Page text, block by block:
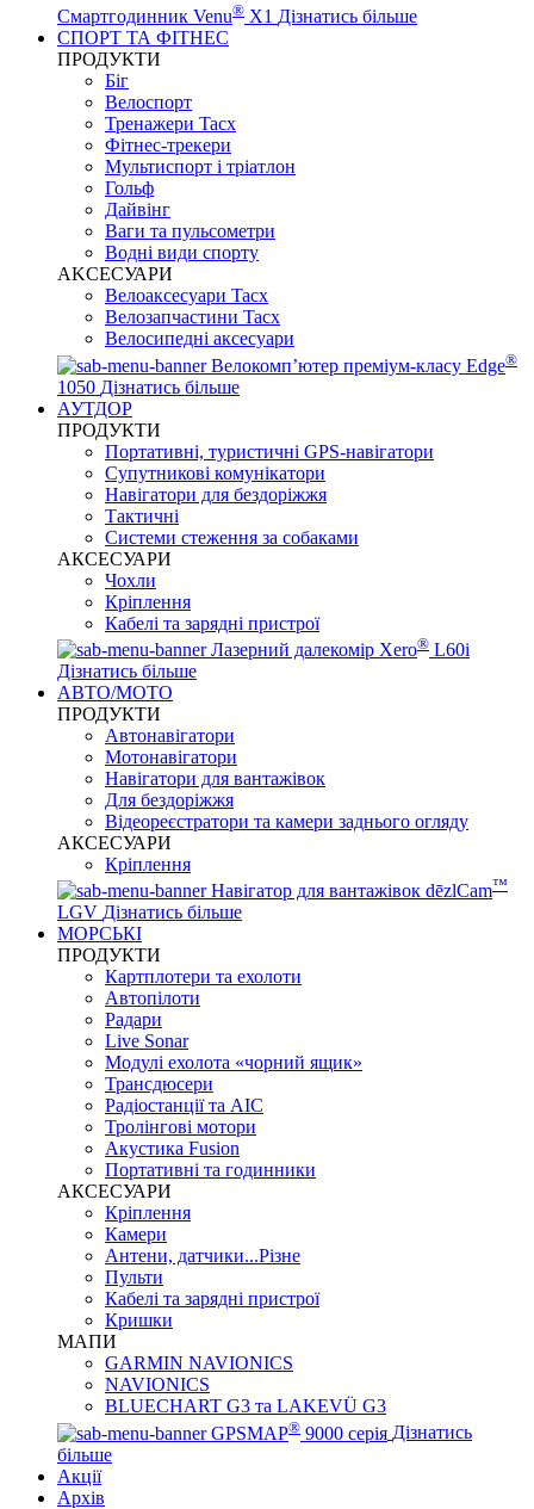
Смартгодинник Venu® X1 Дізнатись більше
СПОРТ ТА ФІТНЕС
ПРОДУКТИ
Біг
Велоспорт
Тренажери Tacx
Фітнес-трекери
Мультиспорт і тріатлон
Гольф
Дайвінг
Ваги та пульсометри
Водні види спорту
AKCЕСУАРИ
Велоаксесуари Tacx
Велозапчастини Tacx
Велосипедні аксесуари
Велокомп’ютер преміум-класу Edge®
1050 Дізнатись більше
АУТДОР
ПРОДУКТИ
Портативні, туристичні GPS-навігатори
Супутникові комунікатори
Навігатори для бездоріжжя
Тактичні
Системи стеження за собаками
АКСЕСУАРИ
Чохли
Кріплення
Кабелі та зарядні пристрої
Лазерний далекомір Xero® L60i
Дізнатись більше
АВТО/МОТО
ПРОДУКТИ
Автонавігатори
Мотонавігатори
Навігатори для вантажівок
Для бездоріжжя
Відеореєстратори та камери заднього огляду
АКСЕСУАРИ
Кріплення
Навігатор для вантажівок dēzlCam™
LGV Дізнатись більше
МОРСЬКІ
ПРОДУКТИ
Картплотери та ехолоти
Автопілоти
Радари
Live Sonar
Модулі ехолота «чорний ящик»
Трансдюсери
Радіостанції та АІС
Тролінгові мотори
Акустика Fusion
Портативні та годинники
АКСЕСУАРИ
Кріплення
Камери
Антени, датчики...Різне
Пульти
Кабелі та зарядні пристрої
Кришки
МАПИ
GARMIN NAVIONICS
NAVIONICS
BLUECHART G3 та LAKEVÜ G3
GPSMAP® 9000 серія Дізнатись
більше
Акції
Архів